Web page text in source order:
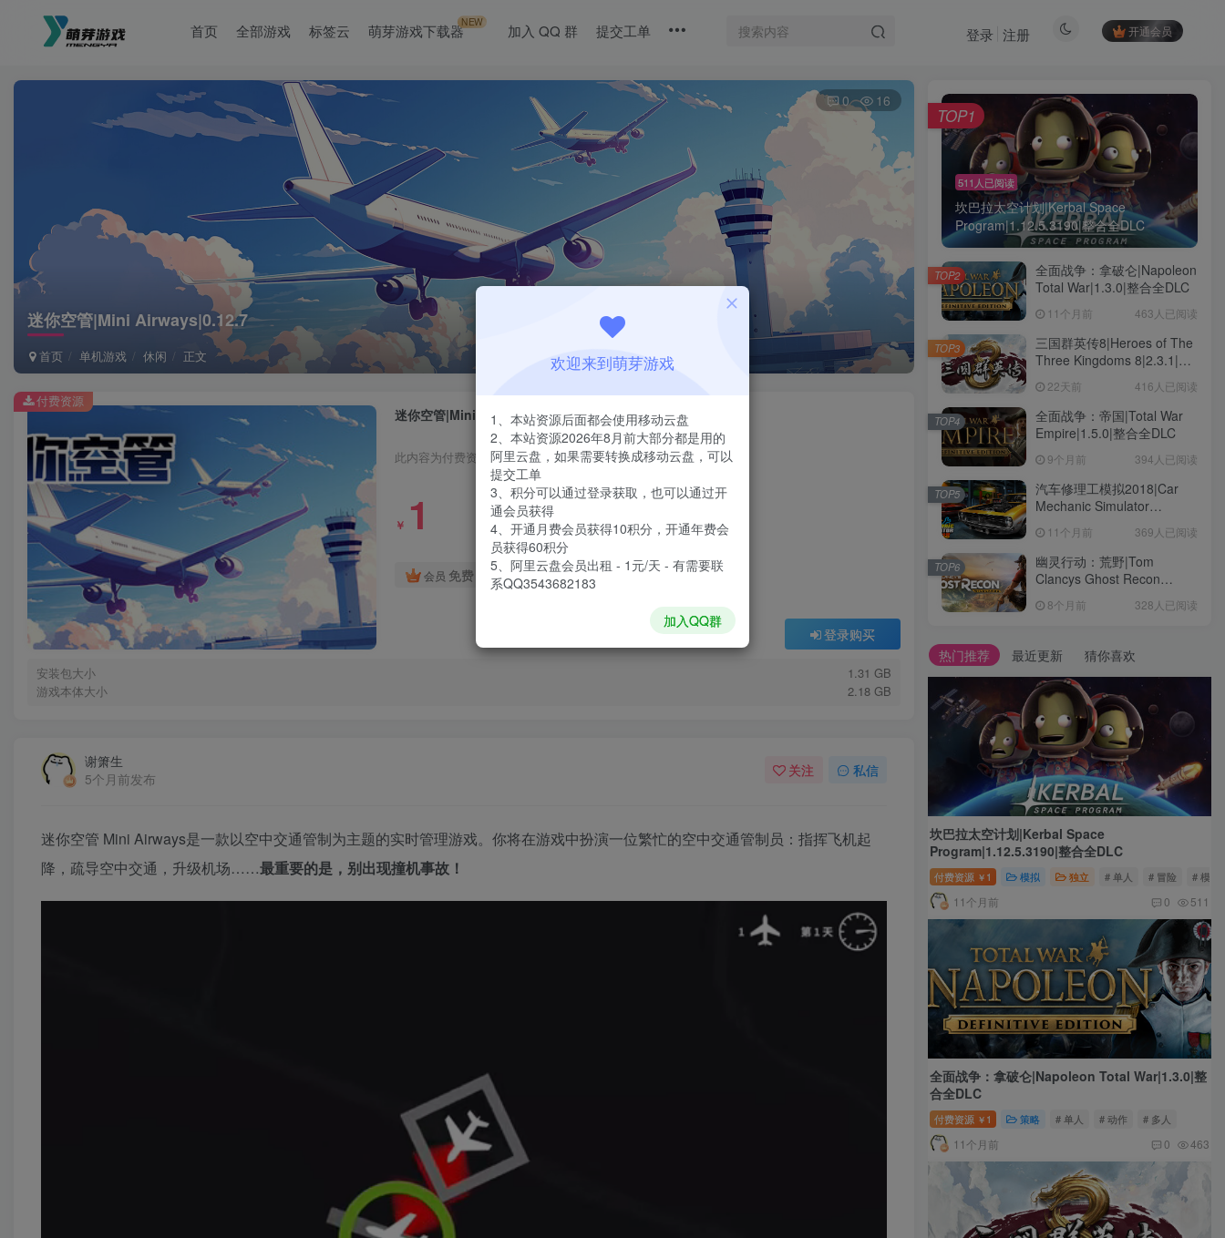
首页 全部游戏 标签云 萌芽游戏下载器NEW 加入 QQ 群 提交工单 开通会员
登录 注册
迷你空管|Mini Airways|0.12.7
首页 单机游戏 休闲 正文
0 16
迷你空管|Mini Airways|0.12.7
此内容为付费资源，请付费后查看
￥ 1
会员 免费
登录购买
安装包大小
1.31 GB
游戏本体大小
2.18 GB
付费资源
谢箫生
5个月前发布
关注 私信
迷你空管 Mini Airways是一款以空中交通管制为主题的实时管理游戏。你将在游戏中扮演一位繁忙的空中交通管制员：指挥飞机起
降，疏导空中交通，升级机场……最重要的是，别出现撞机事故！
511人已阅读
坎巴拉太空计划|Kerbal Space
Program|1.12.5.3190|整合全DLC
TOP1
全面战争：拿破仑|Napoleon
Total War|1.3.0|整合全DLC
11个月前 463人已阅读
TOP2
三国群英传8|Heroes of The
Three Kingdoms 8|2.3.1|整
22天前 416人已阅读
TOP3
全面战争：帝国|Total War
Empire|1.5.0|整合全DLC
9个月前 394人已阅读
TOP4
汽车修理工模拟2018|Car
Mechanic Simulator
11个月前 369人已阅读
TOP5
幽灵行动：荒野|Tom
Clancys Ghost Recon
DLC8个月前 328人已阅读
TOP6
热门推荐 最近更新 猜你喜欢
坎巴拉太空计划|Kerbal Space
Program|1.12.5.3190|整合全DLC
付费资源 ￥ 1 模拟 独立 # 单人 # 冒险 # 模拟
11个月前 0 511
全面战争：拿破仑|Napoleon Total War|1.3.0|整
合全DLC
付费资源 ￥ 1 策略 # 单人 # 动作 # 多人
11个月前 0 463
欢迎来到萌芽游戏
1、本站资源后面都会使用移动云盘
2、本站资源2026年8月前大部分都是用的
阿里云盘，如果需要转换成移动云盘，可以
提交工单
3、积分可以通过登录获取，也可以通过开
通会员获得
4、开通月费会员获得10积分，开通年费会
员获得60积分
5、阿里云盘会员出租 - 1元/天 - 有需要联
系QQ3543682183
加入QQ群